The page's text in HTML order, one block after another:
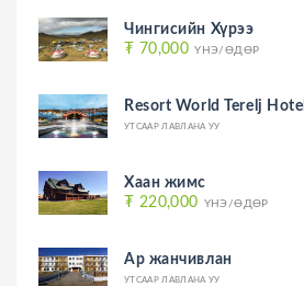
Чингисийн Хүрээ
₮ 70,000 ҮНЭ/ӨДӨР
Resort World Terelj Hotel
УТСААР ЛАВЛАНА УУ
Хаан жимс
₮ 220,000 ҮНЭ/ӨДӨР
Ар жанчивлан
УТСААР ЛАВЛАНА УУ